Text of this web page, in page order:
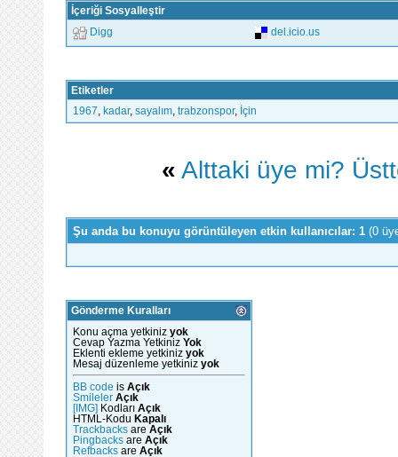
İçeriği Sosyalleştir
Digg del.icio.us
Etiketler
1967
kadar, sayalım trabzonspor, İçin
« Alttaki üye mi?
Şu anda bu konuyu görüntüleyen etkin kullanıcılar: 1 (0
Gönderme Kuralları
Konu açma yetkiniz yok
Cevap Yazma Yetkiniz Yok
Eklenti ekleme yetkiniz yok
Mesaj düzenleme yetkiniz yok
BB code is Açık
Smileler Açık
[IMG] Kodları Açık
HTML-Kodu Kapalı
Trackbacks are Açık
Pingbacks are Açık
Refbacks are Açık